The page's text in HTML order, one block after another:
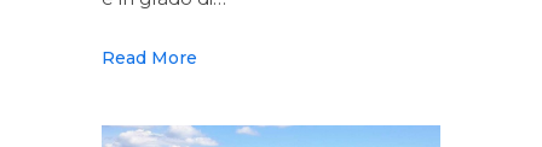
Read More